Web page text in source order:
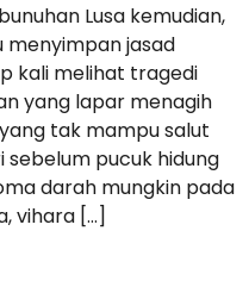
Lusa kemudian,
jasad
kali melihat tragedi
yang lapar menagih
tak mampu salut
pucuk hidung
darah mungkin pada
vihara […]